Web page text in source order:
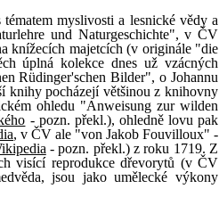
myslivosti a lesnické vědy a
und Naturgeschichte", v ČV
knížecích majetcích (v originále "die
úplná kolekce dnes už vzácných
Rüdinger'schen Bilder", o Johannu
knihy pocházejí většinou z knihovny
ohledu "Anweisung zur wilden
- pozn. překl.), ohledně lovu pak
, v ČV ale "von Jakob Fouvilloux" -
- pozn. překl.) z roku 1719. Z
visící reprodukce dřevorytů (v ČV
jsou jako umělecké výkony